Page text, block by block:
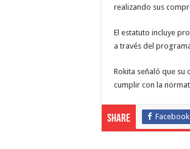
realizando sus
El estatuto incluye
a través del
Rokita señaló que su
cumplir con la
Share Facebook